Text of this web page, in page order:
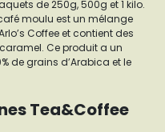
de 250g, 500g et 1 kilo.
moulu est un mélange
Coffee et contient des
Ce produit a un
de grains d’Arabica et le
Tea&Coffee